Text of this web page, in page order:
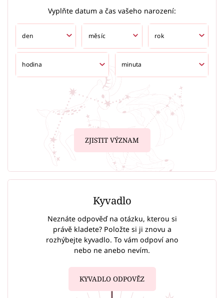
Vyplňte datum a čas vašeho narození:
ZJISTIT VÝZNAM
Kyvadlo
Neznáte odpověď na otázku, kterou si
právě kladete? Položte si ji znovu a
rozhýbejte kyvadlo. To vám odpoví ano
nebo ne anebo nevím.
KYVADLO ODPOVĚZ